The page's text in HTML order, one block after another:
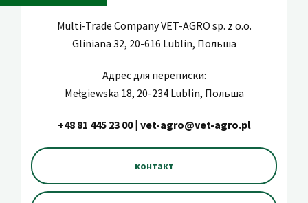
Multi-Trade Company VET-AGRO sp. z o.o.
Gliniana 32, 20-616 Lublin, Польша
Адрес для переписки:
Mełgiewska 18, 20-234 Lublin, Польша
+48 81 445 23 00| vet-agro@vet-agro.pl
контакт